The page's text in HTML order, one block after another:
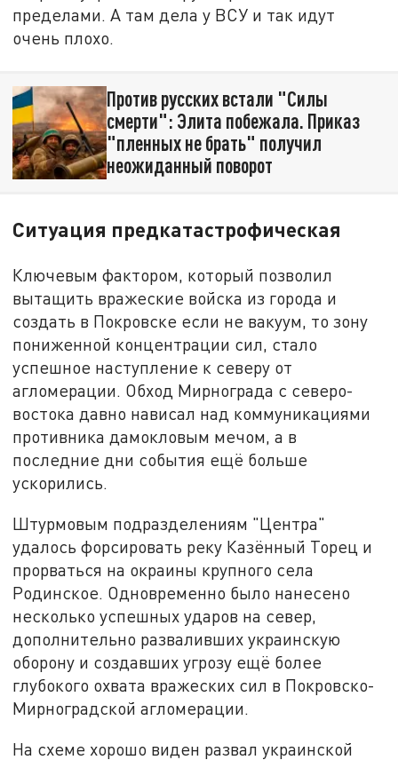
пределами. А там дела у ВСУ и так идут
очень плохо.
Против русских встали "Силы
смерти": Элита побежала. Приказ
"пленных не брать" получил
неожиданный поворот
Ситуация предкатастрофическая
Ключевым фактором, который позволил
вытащить вражеские войска из города и
создать в Покровске если не вакуум, то зону
пониженной концентрации сил, стало
успешное наступление к северу от
агломерации. Обход Мирнограда с северо-
востока давно нависал над коммуникациями
противника дамокловым мечом, а в
последние дни события ещё больше
ускорились.
Штурмовым подразделениям "Центра"
удалось форсировать реку Казённый Торец и
прорваться на окраины крупного села
Родинское. Одновременно было нанесено
несколько успешных ударов на север,
дополнительно разваливших украинскую
оборону и создавших угрозу ещё более
глубокого охвата вражеских сил в Покровско-
Мирноградской агломерации.
На схеме хорошо виден развал украинской